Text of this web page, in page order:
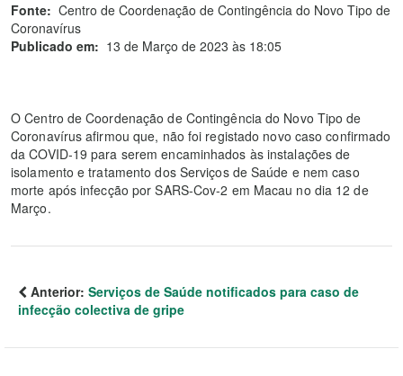
Fonte: Centro de Coordenação de Contingência do Novo Tipo de
Coronavírus
Publicado em: 13 de Março de 2023 às 18:05
O Centro de Coordenação de Contingência do Novo Tipo de
Coronavírus afirmou que, não foi registado novo caso confirmado
da COVID-19 para serem encaminhados às instalações de
isolamento e tratamento dos Serviços de Saúde e nem caso
morte após infecção por SARS-Cov-2 em Macau no dia 12 de
Março.
Anterior: Serviços de Saúde notificados para caso de
infecção colectiva de gripe